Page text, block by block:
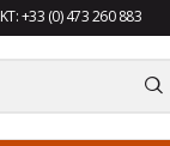
+33 (0) 473 260 883